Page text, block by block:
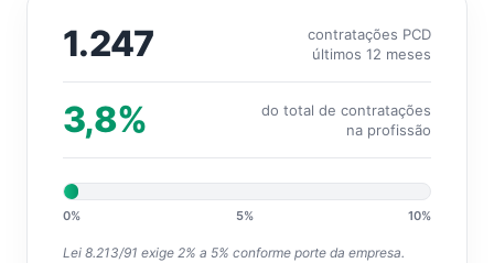
1.247
contratações PCD
últimos 12 meses
3,8%
do total de contratações
na profissão
0% 5% 10%
Lei 8.213/91 exige 2% a 5% conforme porte da empresa.